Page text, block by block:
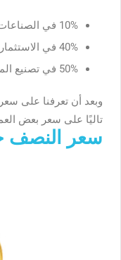
10% في الصناعات المُختلفة.
40% في الاستثمارات.
50% في تصنيع المجوهرات والحليّ.
وبعد أن تعرفنا على سعر
تاليًا على سعر بعض
سعر النصف